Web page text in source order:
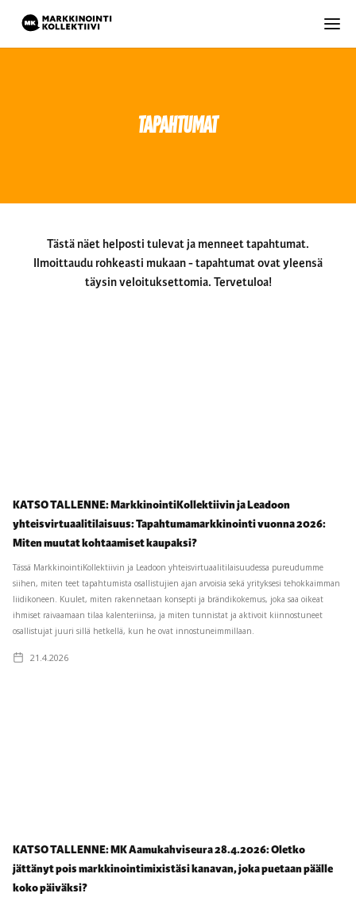
Tapahtumat
Tästä näet helposti tulevat ja menneet tapahtumat.
Ilmoittaudu rohkeasti mukaan - tapahtumat ovat yleensä
täysin veloituksettomia. Tervetuloa!
KATSO TALLENNE: MarkkinointiKollektiivin ja Leadoon
yhteisvirtuaalitilaisuus: Tapahtumamarkkinointi vuonna 2026:
Miten muutat kohtaamiset kaupaksi?
Tässä MarkkinointiKollektiivin ja Leadoon yhteisvirtuaalitilaisuudessa pureudumme
siihen, miten teet tapahtumista osallistujien ajan arvoisia sekä yrityksesi tehokkaimman
liidikoneen. Kuulet, miten rakennetaan konsepti ja brändikokemus, joka saa oikeat
ihmiset raivaamaan tilaa kalenteriinsa, ja miten tunnistat ja aktivoit kiinnostuneet
osallistujat juuri sillä hetkellä, kun he ovat innostuneimmillaan.
21.4.2026
KATSO TALLENNE: MK Aamukahviseura 28.4.2026: Oletko
jättänyt pois markkinointimixistäsi kanavan, joka puetaan päälle
koko päiväksi?